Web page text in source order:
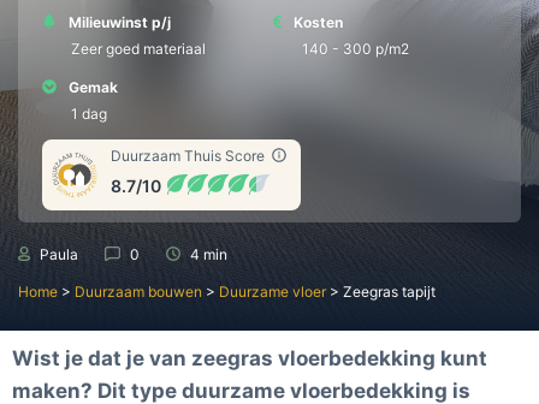
Milieuwinst p/j
Zeer goed materiaal
Kosten
140 - 300 p/m2
Gemak
1 dag
Duurzaam Thuis Score
8.7/10
Paula 0 4 min
Home > Duurzaam bouwen > Duurzame vloer> Zeegras tapijt
Wist je dat je van zeegras vloerbedekking kunt
maken? Dit type duurzame vloerbedekking is